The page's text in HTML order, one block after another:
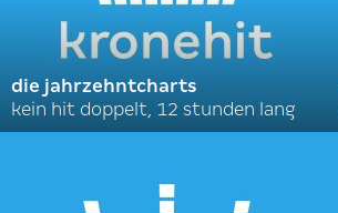
die jahrzehntcharts
kein hit doppelt, 12 stunden lang